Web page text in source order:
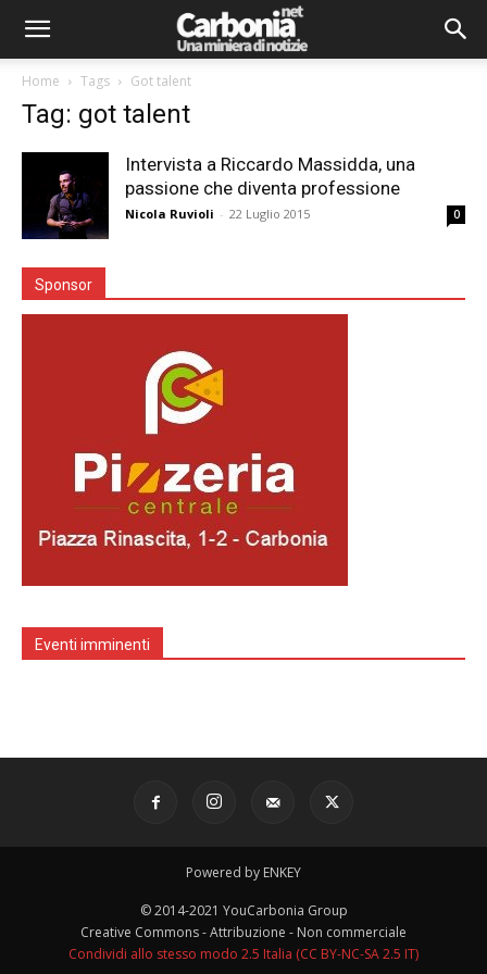
Home Tags Got talent
Tag: got talent
Intervista a Riccardo Massidda, una
passione che diventa professione
Nicola Ruvioli - 22 Luglio 2015 0
Sponsor
Eventi imminenti
Powered by ENKEY
© 2014-2021 YouCarbonia Group
Creative Commons - Attribuzione - Non commerciale
Condividi allo stesso modo 2.5 Italia (CC BY-NC-SA 2.5 IT)